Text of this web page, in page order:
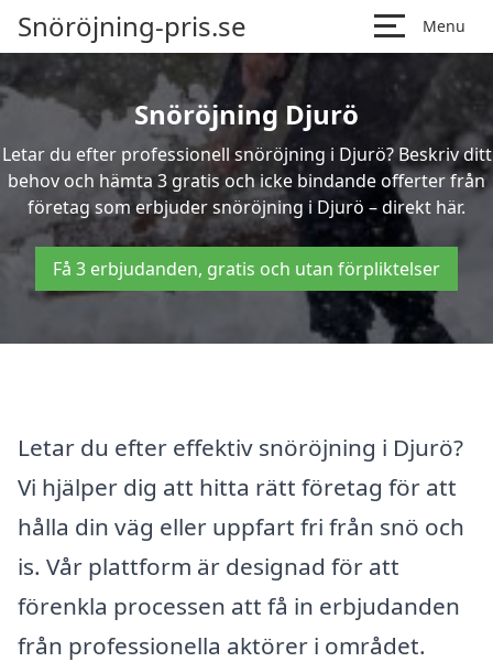
Snöröjning-pris.se Menu
Snöröjning Djurö
Letar du efter professionell snöröjning i Djurö? Beskriv ditt
behov och hämta 3 gratis och icke bindande offerter från
företag som erbjuder snöröjning i Djurö – direkt här.
Få 3 erbjudanden, gratis och utan förpliktelser
Letar du efter effektiv snöröjning i Djurö?
Vi hjälper dig att hitta rätt företag för att
hålla din väg eller uppfart fri från snö och
is. Vår plattform är designad för att
förenkla processen att få in erbjudanden
från professionella aktörer i området.